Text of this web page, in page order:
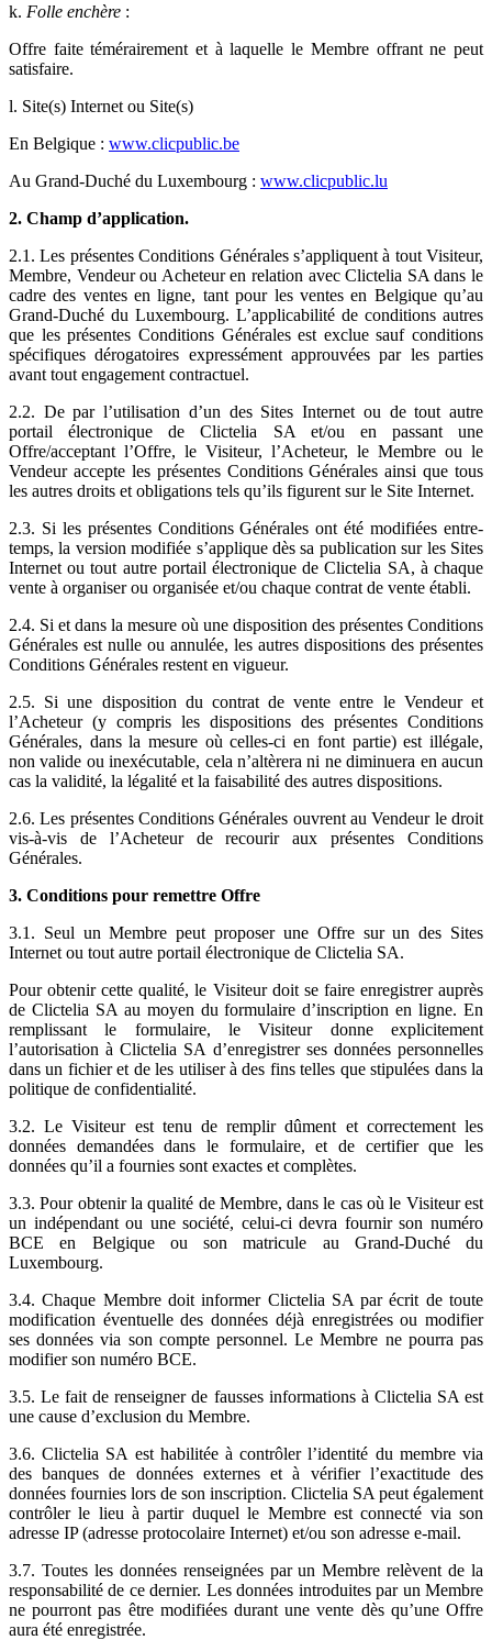
k. Folle enchère :
Offre faite témérairement et à laquelle le Membre offrant ne peut
satisfaire.
l. Site(s) Internet ou Site(s)
En Belgique : www.clicpublic.be
Au Grand-Duché du Luxembourg : www.clicpublic.lu
2. Champ d’application.
2.1. Les présentes Conditions Générales s’appliquent à tout Visiteur,
Membre, Vendeur ou Acheteur en relation avec Clictelia SA dans le
cadre des ventes en ligne, tant pour les ventes en Belgique qu’au
Grand-Duché du Luxembourg. L’applicabilité de conditions autres
que les présentes Conditions Générales est exclue sauf conditions
spécifiques dérogatoires expressément approuvées par les parties
avant tout engagement contractuel.
2.2. De par l’utilisation d’un des Sites Internet ou de tout autre
portail électronique de Clictelia SA et/ou en passant une
Offre/acceptant l’Offre, le Visiteur, l’Acheteur, le Membre ou le
Vendeur accepte les présentes Conditions Générales ainsi que tous
les autres droits et obligations tels qu’ils figurent sur le Site Internet.
2.3. Si les présentes Conditions Générales ont été modifiées entre-
temps, la version modifiée s’applique dès sa publication sur les Sites
Internet ou tout autre portail électronique de Clictelia SA, à chaque
vente à organiser ou organisée et/ou chaque contrat de vente établi.
2.4. Si et dans la mesure où une disposition des présentes Conditions
Générales est nulle ou annulée, les autres dispositions des présentes
Conditions Générales restent en vigueur.
2.5. Si une disposition du contrat de vente entre le Vendeur et
l’Acheteur (y compris les dispositions des présentes Conditions
Générales, dans la mesure où celles-ci en font partie) est illégale,
non valide ou inexécutable, cela n’altèrera ni ne diminuera en aucun
cas la validité, la légalité et la faisabilité des autres dispositions.
2.6. Les présentes Conditions Générales ouvrent au Vendeur le droit
vis-à-vis de l’Acheteur de recourir aux présentes Conditions
Générales.
3. Conditions pour remettre Offre
3.1. Seul un Membre peut proposer une Offre sur un des Sites
Internet ou tout autre portail électronique de Clictelia SA.
Pour obtenir cette qualité, le Visiteur doit se faire enregistrer auprès
de Clictelia SA au moyen du formulaire d’inscription en ligne. En
remplissant le formulaire, le Visiteur donne explicitement
l’autorisation à Clictelia SA d’enregistrer ses données personnelles
dans un fichier et de les utiliser à des fins telles que stipulées dans la
politique de confidentialité.
3.2. Le Visiteur est tenu de remplir dûment et correctement les
données demandées dans le formulaire, et de certifier que les
données qu’il a fournies sont exactes et complètes.
3.3. Pour obtenir la qualité de Membre, dans le cas où le Visiteur est
un indépendant ou une société, celui-ci devra fournir son numéro
BCE en Belgique ou son matricule au Grand-Duché du
Luxembourg.
3.4. Chaque Membre doit informer Clictelia SA par écrit de toute
modification éventuelle des données déjà enregistrées ou modifier
ses données via son compte personnel. Le Membre ne pourra pas
modifier son numéro BCE.
3.5. Le fait de renseigner de fausses informations à Clictelia SA est
une cause d’exclusion du Membre.
3.6. Clictelia SA est habilitée à contrôler l’identité du membre via
des banques de données externes et à vérifier l’exactitude des
données fournies lors de son inscription. Clictelia SA peut également
contrôler le lieu à partir duquel le Membre est connecté via son
adresse IP (adresse protocolaire Internet) et/ou son adresse e-mail.
3.7. Toutes les données renseignées par un Membre relèvent de la
responsabilité de ce dernier. Les données introduites par un Membre
ne pourront pas être modifiées durant une vente dès qu’une Offre
aura été enregistrée.